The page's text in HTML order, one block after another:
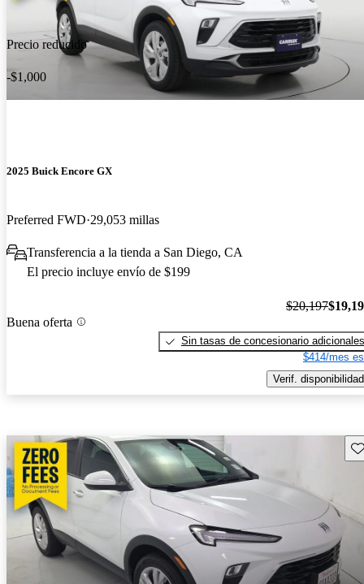
Precio reducido
-$1,000
2025 Buick Encore GX
Preferred FWD 29,053 millas
Transferencia a la tienda a San Diego, CA
El precio incluye envío de $199
Buena oferta
$20,197
Sin tasas de concesionario adicionales
$414/mes
Verif. disponibilidad